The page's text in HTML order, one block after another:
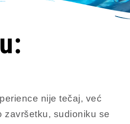
nije tečaj, već
završetku, sudioniku se